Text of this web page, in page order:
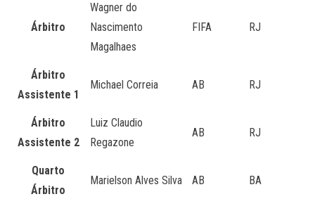
Árbitro
Wagner do
Nascimento
Magalhaes
FIFA RJ
Árbitro
Assistente 1
Michael Correia AB RJ
Árbitro
Assistente 2
Luiz Claudio
Regazone
AB RJ
Quarto
Árbitro
Marielson Alves Silva AB BA